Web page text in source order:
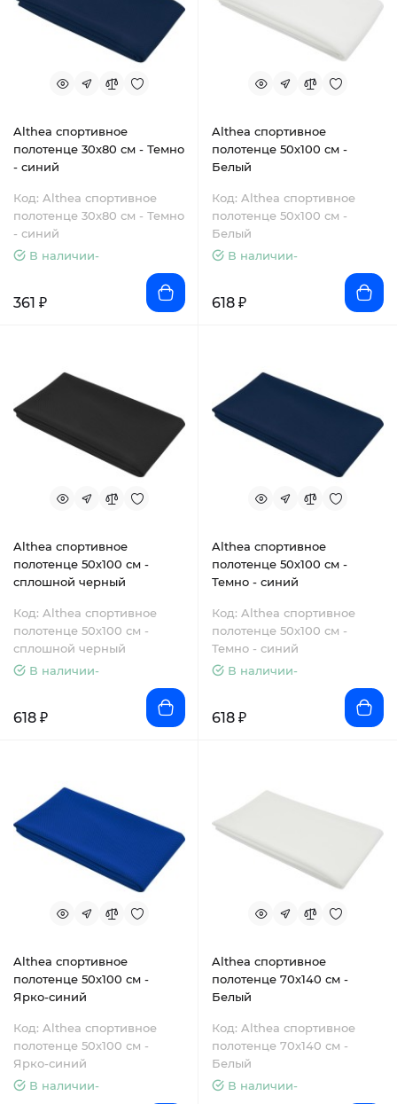
Althea спортивное
полотенце 30х80 см - Темно
- синий
Код: Althea спортивное
полотенце 30х80 см - Темно
- синий
В наличии-
361 ₽
Althea спортивное
полотенце 50х100 см -
Белый
Код: Althea спортивное
полотенце 50х100 см -
Белый
В наличии-
618 ₽
Althea спортивное
полотенце 50х100 см -
сплошной черный
Код: Althea спортивное
полотенце 50х100 см -
сплошной черный
В наличии-
618 ₽
Althea спортивное
полотенце 50х100 см -
Темно - синий
Код: Althea спортивное
полотенце 50х100 см -
Темно - синий
В наличии-
618 ₽
Althea спортивное
полотенце 50х100 см -
Ярко-синий
Код: Althea спортивное
полотенце 50х100 см -
Ярко-синий
В наличии-
Althea спортивное
полотенце 70х140 см -
Белый
Код: Althea спортивное
полотенце 70х140 см -
Белый
В наличии-